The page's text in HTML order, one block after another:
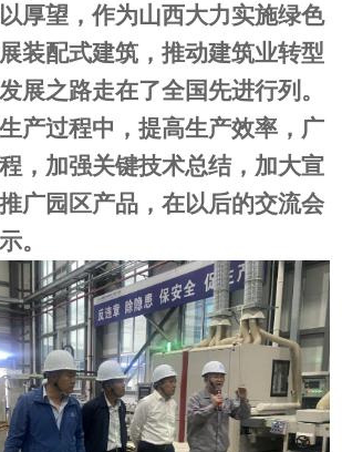
厚望，作为山西大力实施绿色
装配式建筑，推动建筑业转型
展之路走在了全国先进行列 。
产过程中，提高生产效率，广
，加强关键技术总结，加大宣
广园区产品，在以后的交流会
。